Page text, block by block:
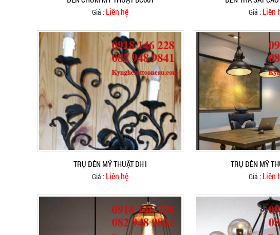
Giá : Liên hệ Giá : Liên
TRỤ ĐÈN MỸ THUẬT DH1
Giá : Liên hệ
TRỤ ĐÈN MỸ
Giá : Liên